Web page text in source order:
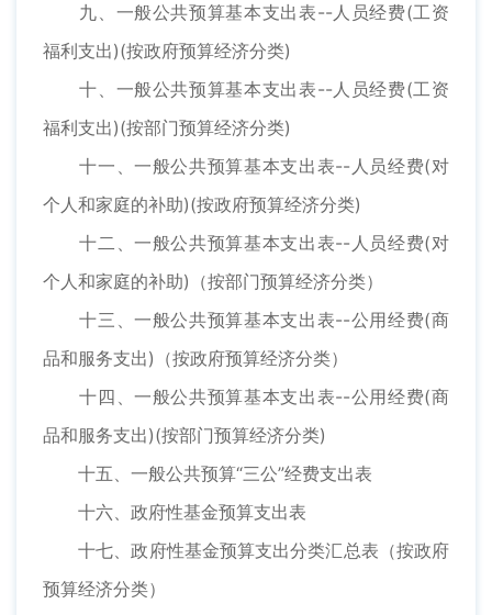
九、一般公共预算基本支出表--人员经费(工资
福利支出)(按政府预算经济分类)
十、一般公共预算基本支出表--人员经费(工资
福利支出)(按部门预算经济分类)
十一、一般公共预算基本支出表--人员经费(对
个人和家庭的补助)(按政府预算经济分类)
十二、一般公共预算基本支出表--人员经费(对
个人和家庭的补助)（按部门预算经济分类）
十三、一般公共预算基本支出表--公用经费(商
品和服务支出)（按政府预算经济分类）
十四、一般公共预算基本支出表--公用经费(商
品和服务支出)(按部门预算经济分类)
十五、一般公共预算“三公”经费支出表
十六、政府性基金预算支出表
十七、政府性基金预算支出分类汇总表（按政府
预算经济分类）